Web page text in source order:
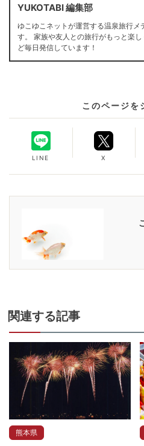
YUKOTABI 編集部
ゆこゆこネットが運営する温泉旅行
す。 家族や友人との旅行がもっと楽
ど毎日発信しています！
このページを
LINE X
関連する記事
熊本県